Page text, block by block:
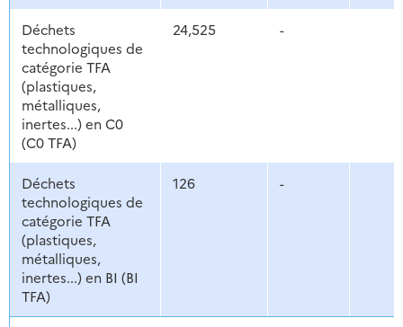
Déchets
technologiques de
catégorie TFA
(plastiques,
métalliques,
inertes...) en C0
(C0 TFA)
24,525 -
Déchets
technologiques de
catégorie TFA
(plastiques,
métalliques,
inertes...) en BI (BI
TFA)
126 -